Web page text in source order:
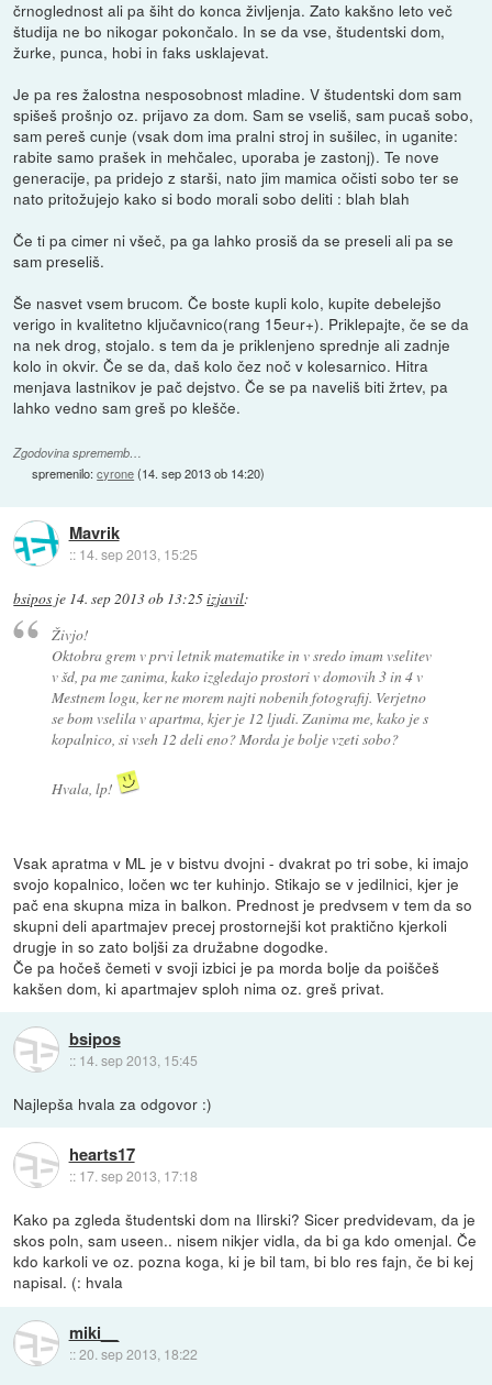
črnoglednost ali pa šiht do konca življenja. Zato kakšno leto več
študija ne bo nikogar pokončalo. In se da vse, študentski dom,
žurke, punca, hobi in faks usklajevat.
Je pa res žalostna nesposobnost mladine. V študentski dom sam
spišeš prošnjo oz. prijavo za dom. Sam se vseliš, sam pucaš sobo,
sam pereš cunje (vsak dom ima pralni stroj in sušilec, in uganite:
rabite samo prašek in mehčalec, uporaba je zastonj). Te nove
generacije, pa pridejo z starši, nato jim mamica očisti sobo ter se
nato pritožujejo kako si bodo morali sobo deliti : blah blah
Če ti pa cimer ni všeč, pa ga lahko prosiš da se preseli ali pa se
sam preseliš.
Še nasvet vsem brucom. Če boste kupli kolo, kupite debelejšo
verigo in kvalitetno ključavnico(rang 15eur+). Priklepajte, če se da
na nek drog, stojalo. s tem da je priklenjeno sprednje ali zadnje
kolo in okvir. Če se da, daš kolo čez noč v kolesarnico. Hitra
menjava lastnikov je pač dejstvo. Če se pa naveliš biti žrtev, pa
lahko vedno sam greš po klešče.
Zgodovina sprememb…
spremenilo:cyrone(14. sep 2013 ob 14:20)
Mavrik
:: 14. sep 2013, 15:25
bsipos je 14. sep 2013 ob 13:25izjavil:
Živjo!
Oktobra grem v prvi letnik matematike in v sredo imam vselitev
v šd, pa me zanima, kako izgledajo prostori v domovih 3 in 4 v
Mestnem logu, ker ne morem najti nobenih fotografij. Verjetno
se bom vselila v apartma, kjer je 12 ljudi. Zanima me, kako je s
kopalnico, si vseh 12 deli eno? Morda je bolje vzeti sobo?
Hvala, lp!
Vsak apratma v ML je v bistvu dvojni - dvakrat po tri sobe, ki imajo
svojo kopalnico, ločen wc ter kuhinjo. Stikajo se v jedilnici, kjer je
pač ena skupna miza in balkon. Prednost je predvsem v tem da so
skupni deli apartmajev precej prostornejši kot praktično kjerkoli
drugje in so zato boljši za družabne dogodke.
Če pa hočeš čemeti v svoji izbici je pa morda bolje da poiščeš
kakšen dom, ki apartmajev sploh nima oz. greš privat.
bsipos
:: 14. sep 2013, 15:45
Najlepša hvala za odgovor :)
hearts17
:: 17. sep 2013, 17:18
Kako pa zgleda študentski dom na Ilirski? Sicer predvidevam, da je
skos poln, sam useen.. nisem nikjer vidla, da bi ga kdo omenjal. Če
kdo karkoli ve oz. pozna koga, ki je bil tam, bi blo res fajn, če bi kej
napisal. (: hvala
miki__
::20. sep 2013, 18:22